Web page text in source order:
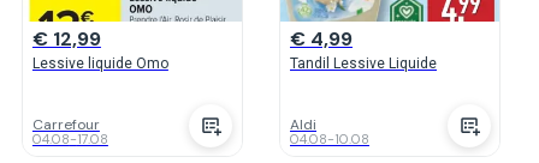
€ 12,99
Lessive liquide Omo
Carrefour
04.08-17.08
€ 4,99
Tandil Lessive Liquide
Aldi
04.08-10.08